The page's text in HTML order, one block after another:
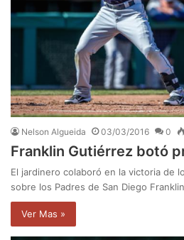
Nelson Algueida 03/03/2016 0
Franklin Gutiérrez botó
El jardinero colaboró en la victoria de
sobre los Padres de San Diego
Ver Mas »